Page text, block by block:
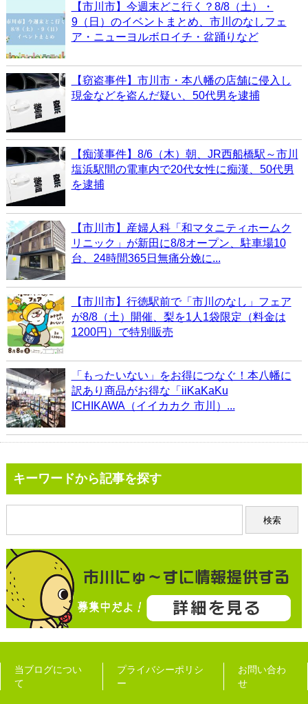
【市川市】今週末どこ行く？8/8（土）・
9（日）のイベントまとめ、市川のなしフェ
ア・ニューヨルボロイチ・盆踊りなど
【窃盗事件】市川市・本八幡の店舗に侵入し
現金などを盗んだ疑い、50代男を逮捕
【痴漢事件】8/6（木）朝、JR西船橋駅～市川
塩浜駅間の電車内で20代女性に痴漢、50代男
を逮捕
【市川市】産婦人科「和マタニティホームク
リニック」が新田に8/8オープン、駐車場10
台、24時間365日無痛分娩に...
【市川市】行徳駅前で「市川のなし」フェア
が8/8（土）開催、梨を1人1袋限定（料金は
1200円）で特別販売
「もったいない」をお得につなぐ！本八幡に
訳あり商品がお得な「iiKaKaKu
ICHIKAWA（イイカカク 市川）...
キーワードから記事を探す
当ブログについ
て
プライバシーポリシ
ー
お問い合わ
せ